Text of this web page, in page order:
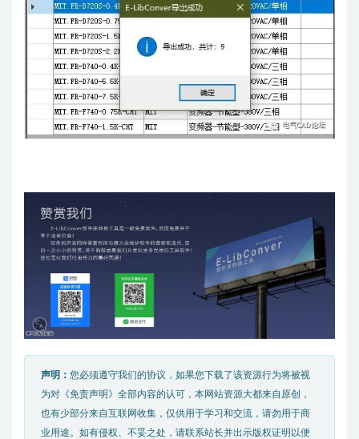
声明： 您必须遵守我们的协议，如果您下载了该资源行为将被视
为对《免责声明》全部内容的认可，本网站资源大都来自原创，
也有少部分来自互联网收集，仅供用于学习和交流，请勿用于商
业用途。如有侵权、不妥之处，请联系站长并出示版权证明以便